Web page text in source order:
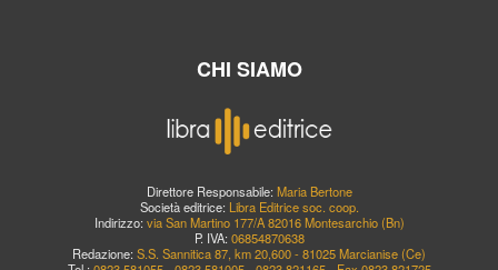
CHI SIAMO
Direttore Responsabile: Maria Bertone
Società editrice: Libra Editrice soc. coop.
Indirizzo: via San Martino 177/A 82016 Montesarchio (Bn)
P. IVA: 06854870638
Redazione: S.S. Sannitica 87, km 20,600 - 81025 Marcianise (Ce)